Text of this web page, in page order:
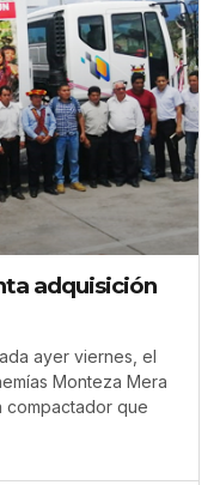
adquisición
ayer viernes, el
Monteza Mera
compactador que